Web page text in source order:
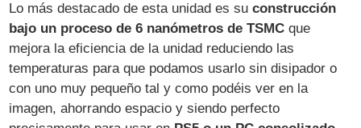
Lo más destacado de esta unidad es suconstrucción
bajo un proceso de 6 nanómetros de TSMC que
mejora la eficiencia de la unidad reduciendo las
temperaturas para que podamos usarlo sin disipador o
con uno muy pequeño tal y como podéis ver en la
imagen, ahorrando espacio y siendo perfecto